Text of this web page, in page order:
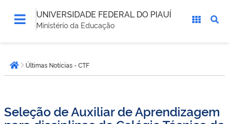
UNIVERSIDADE FEDERAL DO PIAUÍ
Ministério da Educação
está
aqui:Página inicial
Últimas Notícias - CTF
Seleção de Auxiliar de Aprendizagem